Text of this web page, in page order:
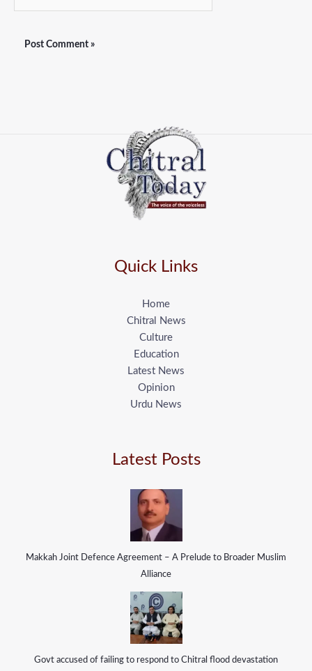
Quick Links
Home
Chitral News
Culture
Education
Latest News
Opinion
Urdu News
Latest Posts
Makkah Joint Defence Agreement – A Prelude to Broader Muslim
Alliance
Govt accused of failing to respond to Chitral flood devastation